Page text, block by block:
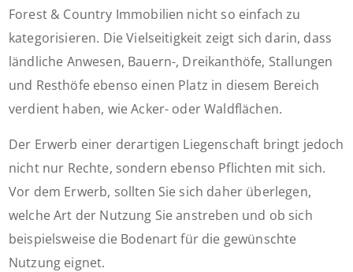
Forest & Country Immobilien nicht so einfach zu
kategorisieren. Die Vielseitigkeit zeigt sich darin, dass
ländliche Anwesen, Bauern-, Dreikanthöfe, Stallungen
und Resthöfe ebenso einen Platz in diesem Bereich
verdient haben, wie Acker- oder Waldflächen.
Der Erwerb einer derartigen Liegenschaft bringt jedoch
nicht nur Rechte, sondern ebenso Pflichten mit sich.
Vor dem Erwerb, sollten Sie sich daher überlegen,
welche Art der Nutzung Sie anstreben und ob sich
beispielsweise die Bodenart für die gewünschte
Nutzung eignet.